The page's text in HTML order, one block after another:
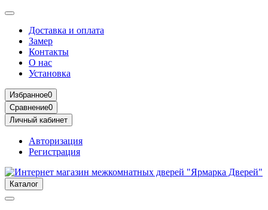
Доставка и оплата
Замер
Контакты
О нас
Установка
Избранное0
Сравнение0
Личный кабинет
Авторизация
Регистрация
Каталог